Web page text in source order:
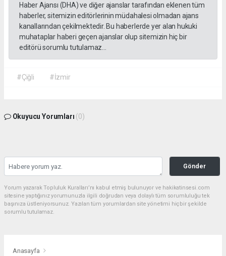
Haber Ajansı (DHA) ve diğer ajanslar tarafından eklenen tüm
haberler, sitemizin editörlerinin müdahalesi olmadan ajans
kanallarından çekilmektedir. Bu haberlerde yer alan hukuki
muhataplar haberi geçen ajanslar olup sitemizin hiç bir
editörü sorumlu tutulamaz...
#Çiğli #İzmir
Okuyucu Yorumları (0)
Gönder
Yorum yazarak Topluluk Kuralları’nı kabul etmiş bulunuyor ve hakikatinsesi.com
sitesine yaptığınız yorumunuzla ilgili doğrudan veya dolaylı tüm sorumluluğu tek
başınıza üstleniyorsunuz. Yazılan tüm yorumlardan site yönetimi hiçbir şekilde
sorumlu tutulamaz.
Anasayfa